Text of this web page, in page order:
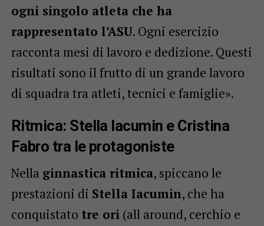
ogni singolo atleta che ha
rappresentato l’ASU. Ogni esercizio
racconta mesi di lavoro e dedizione. Questi
risultati sono il frutto di un grande lavoro
di squadra tra atleti, tecnici e famiglie».
Ritmica: Stella Iacumin e Cristina
Fabro tra le protagoniste
Nella ginnastica ritmica, spiccano le
prestazioni di Stella Iacumin, che ha
conquistato tre ori(all around, cerchio e